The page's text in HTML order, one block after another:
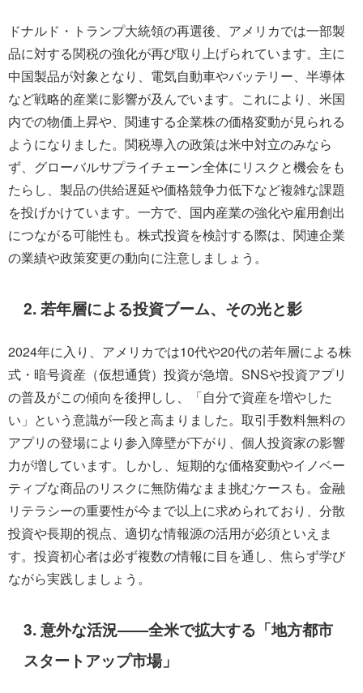
ドナルド・トランプ大統領の再選後、アメリカでは一部製
品に対する関税の強化が再び取り上げられています。主に
中国製品が対象となり、電気自動車やバッテリー、半導体
など戦略的産業に影響が及んでいます。これにより、米国
内での物価上昇や、関連する企業株の価格変動が見られる
ようになりました。関税導入の政策は米中対立のみなら
ず、グローバルサプライチェーン全体にリスクと機会をも
たらし、製品の供給遅延や価格競争力低下など複雑な課題
を投げかけています。一方で、国内産業の強化や雇用創出
につながる可能性も。株式投資を検討する際は、関連企業
の業績や政策変更の動向に注意しましょう。
2. 若年層による投資ブーム、その光と影
2024年に入り、アメリカでは10代や20代の若年層による株
式・暗号資産（仮想通貨）投資が急増。SNSや投資アプリ
の普及がこの傾向を後押しし、「自分で資産を増やした
い」という意識が一段と高まりました。取引手数料無料の
アプリの登場により参入障壁が下がり、個人投資家の影響
力が増しています。しかし、短期的な価格変動やイノベー
ティブな商品のリスクに無防備なまま挑むケースも。金融
リテラシーの重要性が今まで以上に求められており、分散
投資や長期的視点、適切な情報源の活用が必須といえま
す。投資初心者は必ず複数の情報に目を通し、焦らず学び
ながら実践しましょう。
3. 意外な活況——全米で拡大する「地方都市
スタートアップ市場」